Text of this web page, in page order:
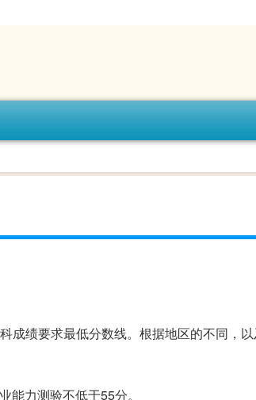
成绩要求最低分数线。根据地区的不同，
能力测验不低于55分。